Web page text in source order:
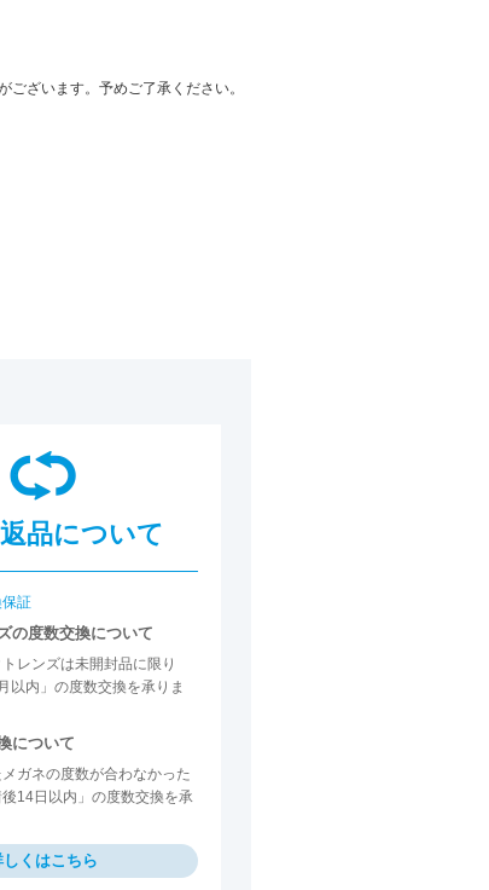
ざいます。予めご了承ください。
品について
保証
の度数交換について
レンズは未開封品に限り
以内」の度数交換を承りま
について
ガネの度数が合わなかった
14日以内」の度数交換を承
しくはこちら